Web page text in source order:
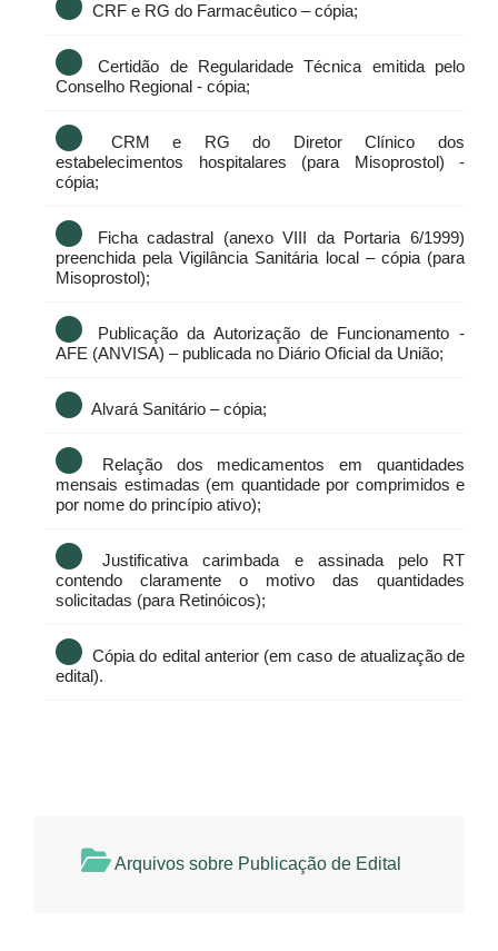
CRF e RG do Farmacêutico – cópia;
Certidão de Regularidade Técnica emitida pelo
Conselho Regional - cópia;
CRM e RG do Diretor Clínico dos
estabelecimentos hospitalares (para Misoprostol) -
cópia;
Ficha cadastral (anexo VIII da Portaria 6/1999)
preenchida pela Vigilância Sanitária local – cópia (para
Misoprostol);
Publicação da Autorização de Funcionamento -
AFE (ANVISA) – publicada no Diário Oficial da União;
Alvará Sanitário – cópia;
Relação dos medicamentos em quantidades
mensais estimadas (em quantidade por comprimidos e
por nome do princípio ativo);
Justificativa carimbada e assinada pelo RT
contendo claramente o motivo das quantidades
solicitadas (para Retinóicos);
Cópia do edital anterior (em caso de atualização de
edital).
Arquivos sobre Publicação de Edital